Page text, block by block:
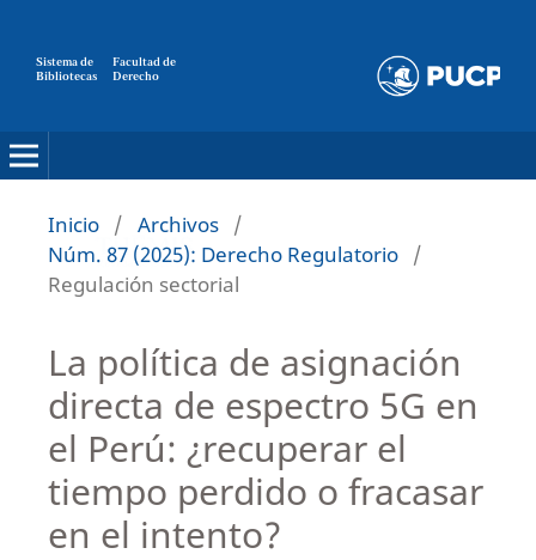
Sistema de
Bibliotecas
Facultad de
Derecho
Inicio / Archivos /
Núm. 87 (2025): Derecho Regulatorio /
Regulación sectorial
La política de asignación
directa de espectro 5G en
el Perú: ¿recuperar el
tiempo perdido o fracasar
en el intento?